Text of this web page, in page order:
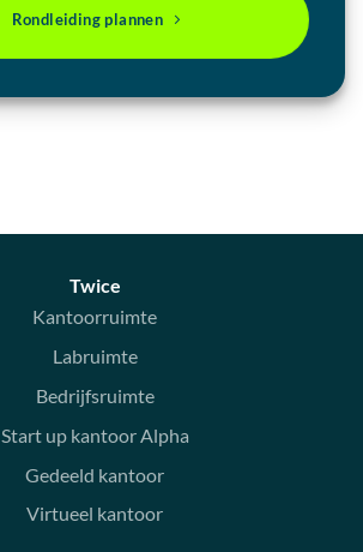
Rondleiding plannen
Twice
Kantoorruimte
Labruimte
Bedrijfsruimte
Start up kantoor Alpha
Gedeeld kantoor
Virtueel kantoor